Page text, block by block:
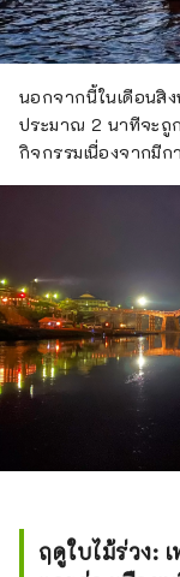
นอกจากนี้ในเดือนสิ
ประมาณ 2 นาทีจะถู
กิจกรรมเนื่องจากมี
ฤดูใบไม้ร่วง: